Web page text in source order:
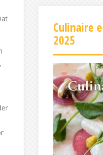
Culinaire
2025